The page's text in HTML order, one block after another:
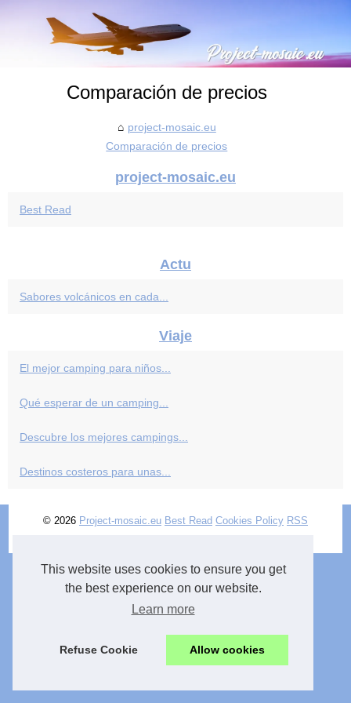
This website uses cookies to ensure you get
the best experience on our website.
Learn more
Refuse Cookie Allow cookies
Comparación de precios
project-mosaic.eu
Comparación de precios
project-mosaic.eu
Best Read
Actu
Sabores volcánicos en cada...
Viaje
El mejor camping para niños...
Qué esperar de un camping...
Descubre los mejores campings...
Destinos costeros para unas...
© 2026 Project-mosaic.eu Best Read Cookies Policy RSS